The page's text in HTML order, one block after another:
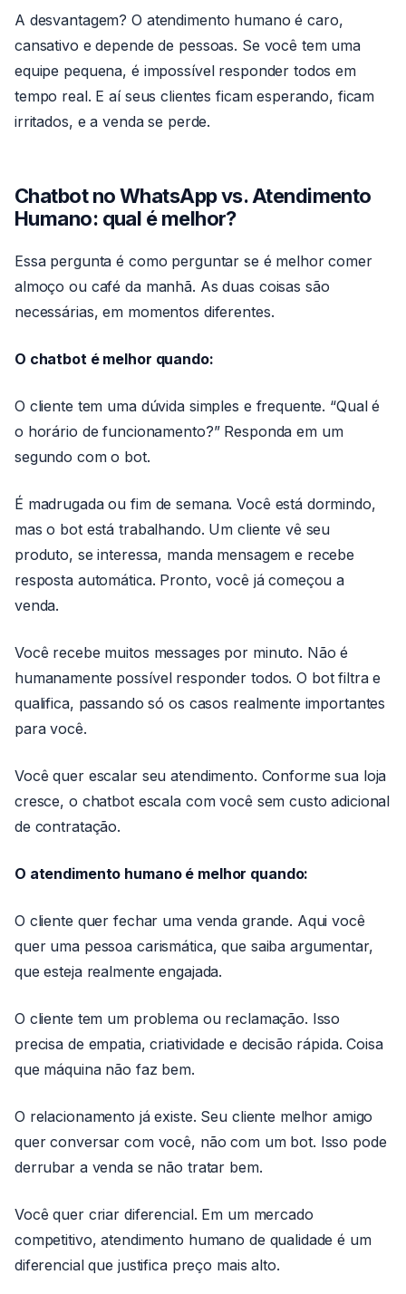
A desvantagem? O atendimento humano é caro,
cansativo e depende de pessoas. Se você tem uma
equipe pequena, é impossível responder todos em
tempo real. E aí seus clientes ficam esperando, ficam
irritados, e a venda se perde.
Chatbot no WhatsApp vs. Atendimento
Humano: qual é melhor?
Essa pergunta é como perguntar se é melhor comer
almoço ou café da manhã. As duas coisas são
necessárias, em momentos diferentes.
O chatbot é melhor quando:
O cliente tem uma dúvida simples e frequente. “Qual é
o horário de funcionamento?” Responda em um
segundo com o bot.
É madrugada ou fim de semana. Você está dormindo,
mas o bot está trabalhando. Um cliente vê seu
produto, se interessa, manda mensagem e recebe
resposta automática. Pronto, você já começou a
venda.
Você recebe muitos messages por minuto. Não é
humanamente possível responder todos. O bot filtra e
qualifica, passando só os casos realmente importantes
para você.
Você quer escalar seu atendimento. Conforme sua loja
cresce, o chatbot escala com você sem custo adicional
de contratação.
O atendimento humano é melhor quando:
O cliente quer fechar uma venda grande. Aqui você
quer uma pessoa carismática, que saiba argumentar,
que esteja realmente engajada.
O cliente tem um problema ou reclamação. Isso
precisa de empatia, criatividade e decisão rápida. Coisa
que máquina não faz bem.
O relacionamento já existe. Seu cliente melhor amigo
quer conversar com você, não com um bot. Isso pode
derrubar a venda se não tratar bem.
Você quer criar diferencial. Em um mercado
competitivo, atendimento humano de qualidade é um
diferencial que justifica preço mais alto.